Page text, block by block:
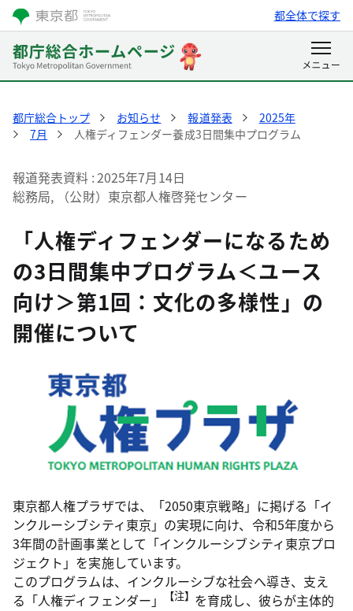
都全体で探す
都庁総合トップ お知らせ 報道発表
2025年
7月
人権ディフェンダー養成3日間集中プログラム
報道発表資料 2025年7月14日
総務局, （公財）東京都人権啓発センター
「人権ディフェンダーになるため
の3日間集中プログラム＜ユース
向け＞第1回：文化の多様性」の
開催について
東京都人権プラザでは、「2050東京戦略」に掲げる「イ
ンクルーシブシティ東京」の実現に向け、令和5年度から
3年間の計画事業として「インクルーシブシティ東京プロ
ジェクト」を実施しています。
このプログラムは、インクルーシブな社会へ導き、支え
る「人権ディフェンダー」
【注】 を育成し、彼らが主体的